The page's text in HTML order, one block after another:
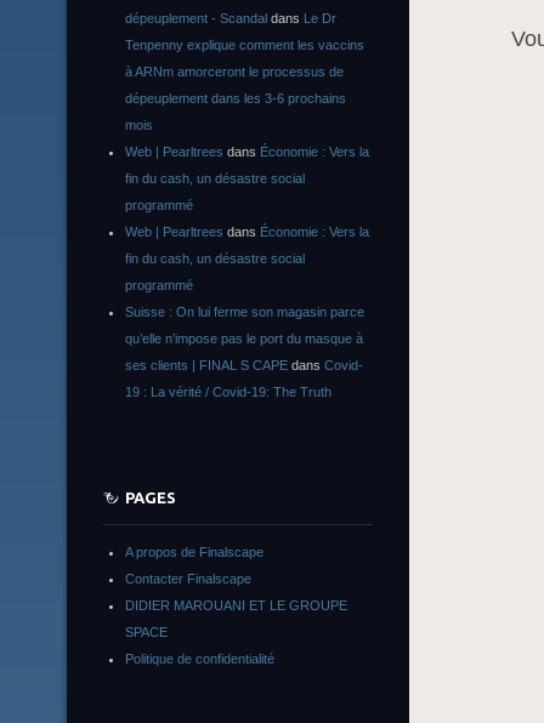
dépeuplement - Scandal dans Le Dr
Tenpenny explique comment les vaccins
à ARNm amorceront le processus de
dépeuplement dans les 3-6 prochains
mois
Web | Pearltrees dans Économie : Vers la
fin du cash, un désastre social
programmé
Web | Pearltrees dans Économie : Vers la
fin du cash, un désastre social
programmé
Suisse : On lui ferme son magasin parce
qu’elle n’impose pas le port du masque à
ses clients | FINAL S CAPE dans Covid-
19 : La vérité / Covid-19: The Truth
PAGES
A propos de Finalscape
Contacter Finalscape
DIDIER MAROUANI ET LE GROUPE
SPACE
Politique de confidentialité